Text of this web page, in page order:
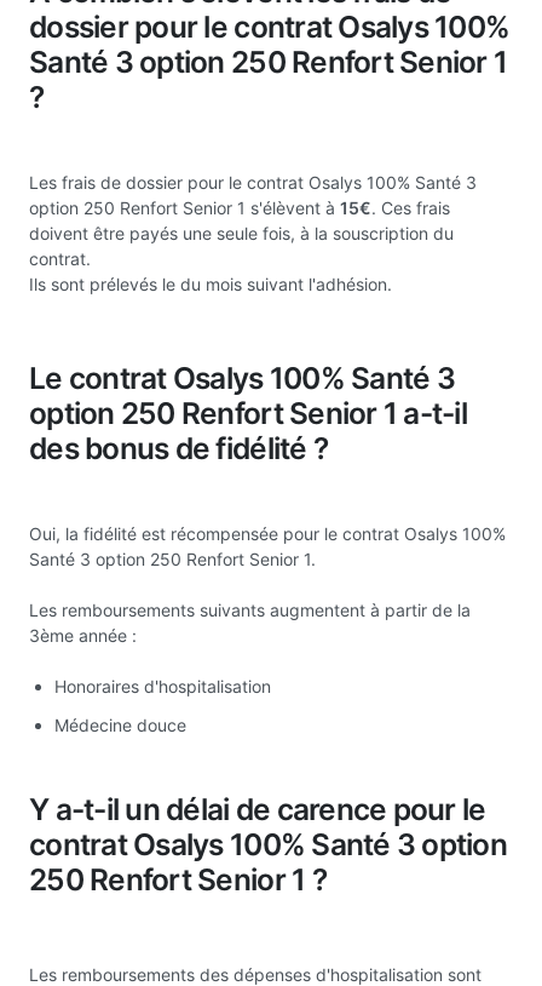
dossier pour le contrat Osalys 100%
Santé 3 option 250 Renfort Senior 1
?
Les frais de dossier pour le contrat Osalys 100% Santé 3
option 250 Renfort Senior 1 s'élèvent à 15€. Ces frais
doivent être payés une seule fois, à la souscription du
contrat.
Ils sont prélevés le du mois suivant l'adhésion.
Le contrat Osalys 100% Santé 3
option 250 Renfort Senior 1 a-t-il
des bonus de fidélité ?
Oui, la fidélité est récompensée pour le contrat Osalys 100%
Santé 3 option 250 Renfort Senior 1.
Les remboursements suivants augmentent à partir de la
3ème année :
Honoraires d'hospitalisation
Médecine douce
Y a-t-il un délai de carence pour le
contrat Osalys 100% Santé 3 option
250 Renfort Senior 1 ?
Les remboursements des dépenses d'hospitalisation sont